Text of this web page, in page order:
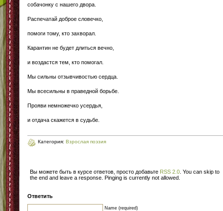
собачонку с нашего двора.
Распечатай доброе словечко,
помоги тому, кто захворал.
Карантин не будет длиться вечно,
и воздастся тем, кто помогал.
Мы сильны отзывчивостью сердца.
Мы всесильны в праведной борьбе.
Прояви немножечко усердья,
и отдача скажется в судьбе.
Категория: Взрослая поэзия
Вы можете быть в курсе ответов, просто добавьте RSS 2.0 . You can skip to
the end and leave a response. Pinging is currently not allowed.
Ответить
Name (required)